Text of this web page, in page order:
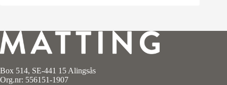
Box 514, SE-441 15 Alingsås
Org.nr: 556151-1907